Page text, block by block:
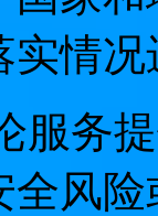
情
服务
全风